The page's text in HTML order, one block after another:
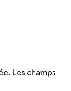
Les champs